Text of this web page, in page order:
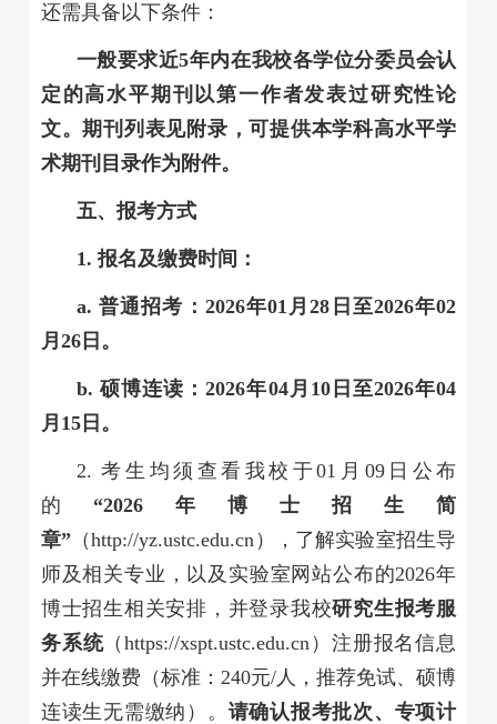
还需具备以下条件：
一般要求近5年内在我校各学位分委员会认
定的高水平期刊以第一作者发表过研究性论
文。期刊列表见附录，可提供本学科高水平学
术期刊目录作为附件。
五、报考方式
1. 报名及缴费时间：
a.普通招考： 2026年01 月28 日至2026年02
月 26日。
b.硕博连读：2026年04月 10日至2026年04
月 15日。
2.考生均须查看我校于01 月 09日公布
的 “2026年博士招生简
章” （http://yz.ustc.edu.cn ），了解实验室招生导
师及相关专业，以及实验室网站公布的2026年
博士招生相关安排，并登录我校研究生报考服
务系统（https://xspt.ustc.edu.cn ）注册报名信息
并在线缴费（标准： 240元/人，推荐免试、硕博
连读生无需缴纳）。 请确认报考批次、专项计